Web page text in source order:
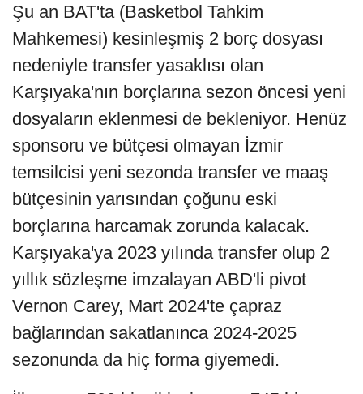
Şu an BAT'ta (Basketbol Tahkim
Mahkemesi) kesinleşmiş 2 borç dosyası
nedeniyle transfer yasaklısı olan
Karşıyaka'nın borçlarına sezon öncesi yeni
dosyaların eklenmesi de bekleniyor. Henüz
sponsoru ve bütçesi olmayan İzmir
temsilcisi yeni sezonda transfer ve maaş
bütçesinin yarısından çoğunu eski
borçlarına harcamak zorunda kalacak.
Karşıyaka'ya 2023 yılında transfer olup 2
yıllık sözleşme imzalayan ABD'li pivot
Vernon Carey, Mart 2024'te çapraz
bağlarından sakatlanınca 2024-2025
sezonunda da hiç forma giyemedi.